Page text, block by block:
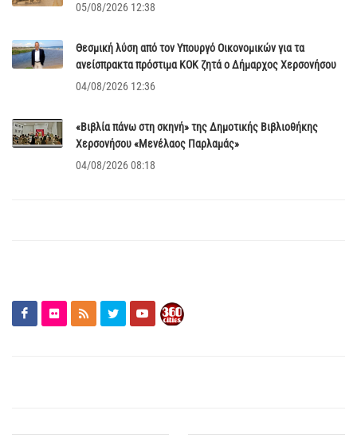
05/08/2026 12:38
Θεσμική λύση από τον Υπουργό Οικονομικών για τα
ανείσπρακτα πρόστιμα ΚΟΚ ζητά ο Δήμαρχος Χερσονήσου
04/08/2026 12:36
«Βιβλία πάνω στη σκηνή» της Δημοτικής Βιβλιοθήκης
Χερσονήσου «Μενέλαος Παρλαμάς»
04/08/2026 08:18